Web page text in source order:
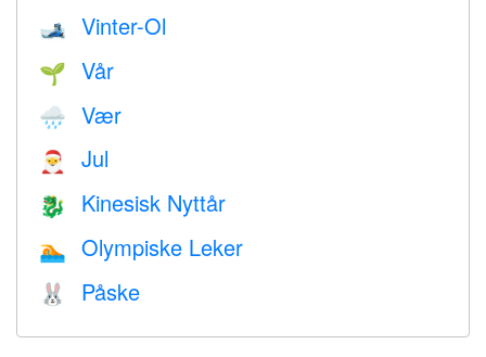
🎿 Vinter-Ol
🌱 Vår
🌧 Vær
🎅 Jul
🐉 Kinesisk Nyttår
🏊 Olympiske Leker
🐰 Påske